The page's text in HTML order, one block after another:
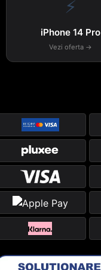
⚡
iPhone 14 Pro
Vezi oferta →